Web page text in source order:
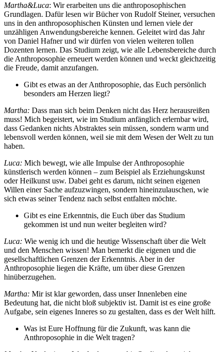
Martha&Luca: Wir erarbeiten uns die anthroposophischen
Grundlagen. Dafür lesen wir Bücher von Rudolf Steiner, versuchen
uns in den anthroposophischen Künsten und lernen viele der
unzähligen Anwendungsbereiche kennen. Geleitet wird das Jahr
von Daniel Hafner und wir dürfen von vielen weiteren tollen
Dozenten lernen. Das Studium zeigt, wie alle Lebensbereiche durch
die Anthroposophie erneuert werden können und weckt gleichzeitig
die Freude, damit anzufangen.
Gibt es etwas an der Anthroposophie, das Euch persönlich
besonders am Herzen liegt?
Martha: Dass man sich beim Denken nicht das Herz herausreißen
muss! Mich begeistert, wie im Studium anfänglich erlernbar wird,
dass Gedanken nichts Abstraktes sein müssen, sondern warm und
lebensvoll werden können, weil sie mit dem Wesen der Welt zu tun
haben.
Luca: Mich bewegt, wie alle Impulse der Anthroposophie
künstlerisch werden können – zum Beispiel als Erziehungskunst
oder Heilkunst usw. Dabei geht es darum, nicht seinen eigenen
Willen einer Sache aufzuzwingen, sondern hineinzulauschen, wie
sich etwas seiner Tendenz nach selbst entfalten möchte.
Gibt es eine Erkenntnis, die Euch über das Studium
gekommen ist und nun weiter begleiten wird?
Luca: Wie wenig ich und die heutige Wissenschaft über die Welt
und den Menschen wissen! Man bemerkt die eigenen und die
gesellschaftlichen Grenzen der Erkenntnis. Aber in der
Anthroposophie liegen die Kräfte, um über diese Grenzen
hinüberzugehen.
Martha: Mir ist klar geworden, dass unser Innenleben eine
Bedeutung hat, die nicht bloß subjektiv ist. Damit ist es eine große
Aufgabe, sein eigenes Inneres so zu gestalten, dass es der Welt hilft.
Was ist Eure Hoffnung für die Zukunft, was kann die
Anthroposophie in die Welt tragen?